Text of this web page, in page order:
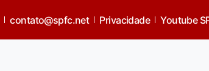
contato@spfc.net Privacidade Youtube